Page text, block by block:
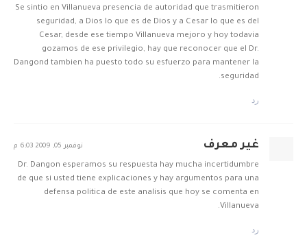
Se sintio en Villanueva presencia de autoridad que trasmitieron
seguridad, a Dios lo que es de Dios y a Cesar lo que es del
Cesar, desde ese tiempo Villanueva mejoro y hoy todavia
gozamos de ese privilegio, hay que reconocer que el Dr.
Dangond tambien ha puesto todo su esfuerzo para mantener la
seguridad.
رد
غير معرف نوفمبر 05, 2009 6:03 م
Dr. Dangon esperamos su respuesta hay mucha incertidumbre
de que si usted tiene explicaciones y hay argumentos para una
defensa politica de este analisis que hoy se comenta en
Villanueva.
رد